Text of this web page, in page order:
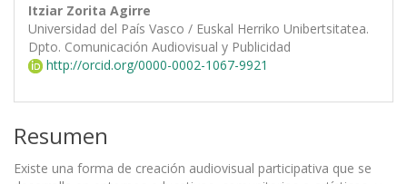
Itziar Zorita Agirre
Universidad del País Vasco / Euskal Herriko Unibertsitatea.
Dpto. Comunicación Audiovisual y Publicidad
http://orcid.org/0000-0002-1067-9921
Resumen
Existe una forma de creación audiovisual participativa que se